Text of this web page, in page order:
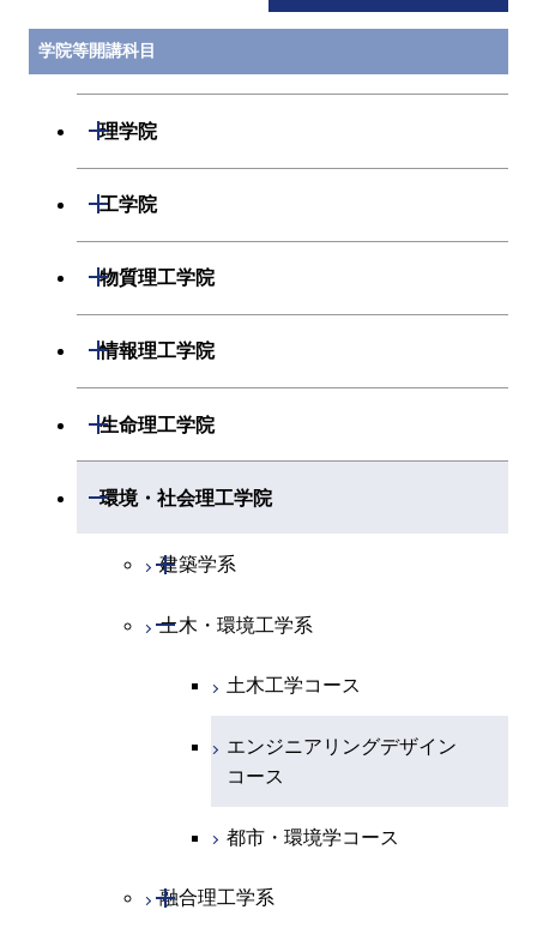
学院等開講科目
理学院
開閉
物理学コース
化学系
開閉
専門科目
工学院
開閉
機械系
開閉
エネルギーコース
ース
原子核工学コース
システム制御コース
電気電子系
開閉
エネルギーコース
ライフエンジニアリングコ
情報通信コース
エンジニアリングデザイン
ース
経営工学系
開閉
経営工学コース
エンジニアリングデザイン
専門科目
物質理工学院
開閉
材料系
開閉
エネルギーコース
ース
原子核工学コース
応用化学コース
ース
原子核工学コース
専門科目
情報理工学院
開閉
数理・計算科学系
開閉
ース
知能情報コース
生命理工学院
開閉
生命理工学系
開閉
生命理工学コース
ライフエンジニアリングコ
専門科目
環境・社会理工学院
開閉
建築学系
開閉
建築学コース
エンジニアリングデザイン
都市・環境学コース
土木・環境工学系
開閉
土木工学コース
エンジニアリングデザイン
コース
都市・環境学コース
融合理工学系
開閉